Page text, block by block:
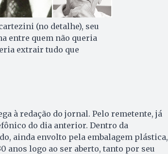
(no detalhe), seu
entre quem não queria
extrair tudo que
à redação do jornal. Pelo remetente, já
do dia anterior. Dentro da
ainda envolto pela embalagem plástica,
anos logo ao ser aberto, tanto por seu